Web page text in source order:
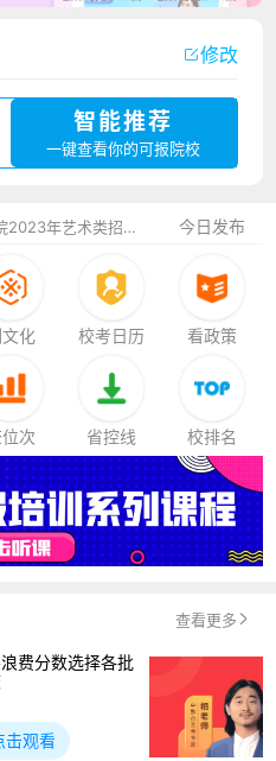
修改
智能推荐
一键查看你的可报院校
湛江幼儿师范专科学校2023年夏季高考招生简章
厦门大学嘉庚学院2023年艺术类招生简章 今日发布
化 校考日历 看政策
次 省控线 校排名
查看更多
费分数选择各批
击观看